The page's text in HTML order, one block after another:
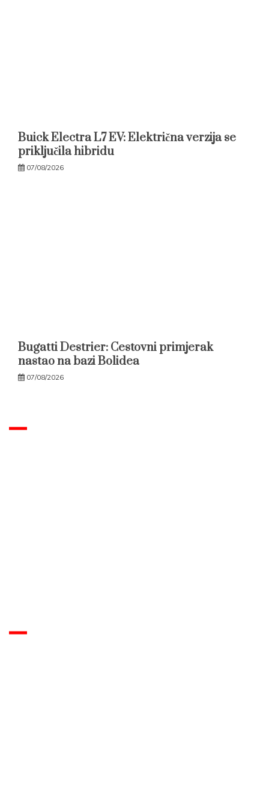
Buick Electra L7 EV: Električna verzija se
priključila hibridu
07/08/2026
Bugatti Destrier: Cestovni primjerak
nastao na bazi Bolidea
07/08/2026